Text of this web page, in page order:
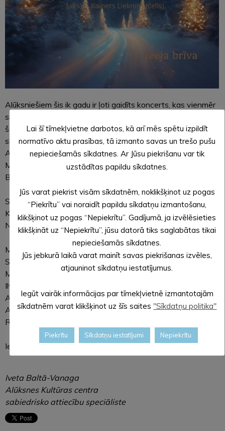
Alūksniešiem šis ik gadu ir ļoti gaidīts koncerts, kas vienmēr
sniedz īpašo Ziemassvētku noskaņu un tas neizpaliks arī
šogad – 23. decembrī plkst.17.00 Alūksnes Kultūras centrā
skolotāju kora ATZELE Ziemassvētku koncerts
ATNĀKŠANA. MAN. UN TEV.
Mākslinieciskais vadītājs un galvenais diriģents Jānis
Baltiņš, diriģente Ina Perevertailo.
Solisti:
Kristīne Baltiņa,
Normunds Veļķeris.
Mūziķi:
Sintija Šteinkopfa (klavieres),
Marta Ceriņa (flauta),
Ilva Bāliņa (vijole),
Agnese Eisaka (vijole),
Amanda Rupeika (alts),
Rainers Liekniņš (čells).
Ieeja koncertā brīva.
Iveta Baltā-Vanaga
Alūksnes Kultūras centra
sabiedrisko attiecību speciāliste
Lai šī tīmekļvietne darbotos, kā arī mēs spētu izpildīt
normatīvo aktu prasības, tā izmanto savas un trešo pušu
nepieciešamās sīkdatnes. Ar Jūsu piekrišanu var tik
uzstādītas papildu sīkdatnes.
Jūs varat piekrist visām sīkdatnēm, noklikšķinot uz pogas
“Piekrītu” vai noraidīt papildu sīkdatņu izmantošanu,
klikšķinot uz pogas “Nepiekrītu”. Gadījumā, ja izvēlēsieties
klikšķināt uz “Nepiekrītu”, jūsu datorā tiks saglabātas tikai
nepieciešamās sīkdatnes.
Jūs jebkurā laikā varat mainīt savas piekrišanas izvēles,
atjauninot sīkdatņu iestatījumus.
Iegūt vairāk informācijas par tīmekļvietnē izmantotajām
sīkdatnēm varat klikšķinot uz šīs saites "Sīkdatņu politika"
Piekrītu Sīkdatņu iestatījumi Nepiekrītu